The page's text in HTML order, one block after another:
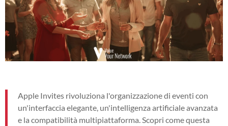
Apple Invites rivoluziona l'organizzazione di eventi con
un'interfaccia elegante, un'intelligenza artificiale avanzata
e la compatibilità multipiattaforma. Scopri come questa